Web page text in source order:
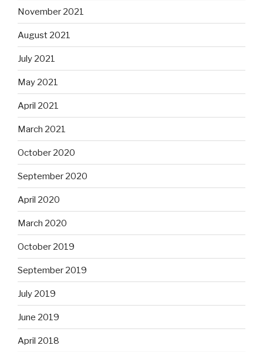
November 2021
August 2021
July 2021
May 2021
April 2021
March 2021
October 2020
September 2020
April 2020
March 2020
October 2019
September 2019
July 2019
June 2019
April 2018